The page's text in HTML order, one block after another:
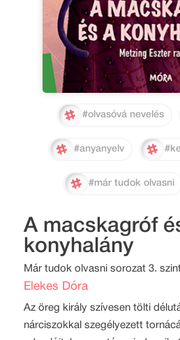
#olvasóvá nevelés
#anyanyelv
#már tudok olvasni
A macskagróf
konyhalány
Már tudok olvasni sorozat 3.
Elekes Dóra
Az öreg király szívesen tölti
nárciszokkal szegélyezett